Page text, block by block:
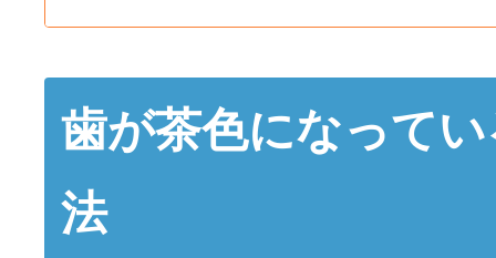
歯が茶色になって
法